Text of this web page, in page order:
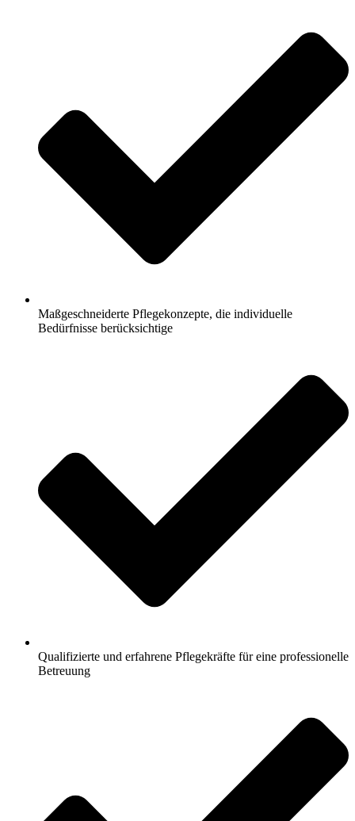
Maßgeschneiderte Pflegekonzepte, die individuelle
Bedürfnisse berücksichtige
Qualifizierte und erfahrene Pflegekräfte für eine professionelle
Betreuung